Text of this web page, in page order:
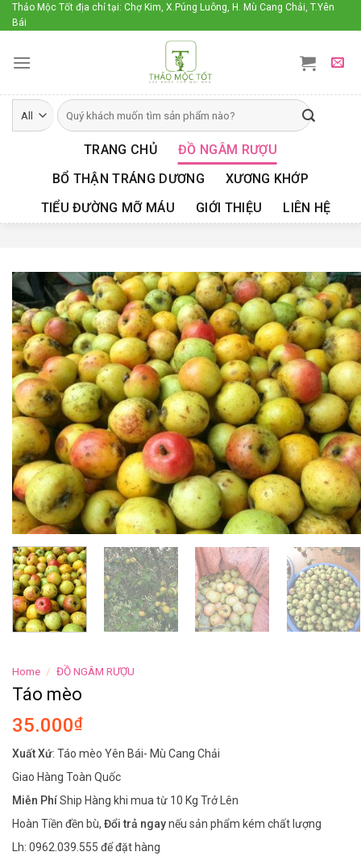
Skip
to
Thảo Mộc Tốt địa chỉ tại: Chợ Kim, X.Púng Luông, H. Mù Cang Chải, T.Yên
Bái
TRANG CHỦ
ĐỒ NGÂM RƯỢU
BỔ THẬN TRÁNG DƯƠNG
XƯƠNG KHỚP
TIỂU ĐƯỜNG MỠ MÁU
GIỚI THIỆU LIÊN HỆ
Home / ĐỒ NGÂM RƯỢU
Táo mèo
35.000₫
Xuất Xứ: Táo mèo Yên Bái- Mù Cang Chải
Giao Hàng Toàn Quốc
Miễn PhíShip Hàng khi mua từ 10 Kg Trở Lên
Hoàn Tiền đền bù, Đổi trả ngaynếu sản phẩm kém chất lượng
Lh: 0962.039.555 để đặt hàng